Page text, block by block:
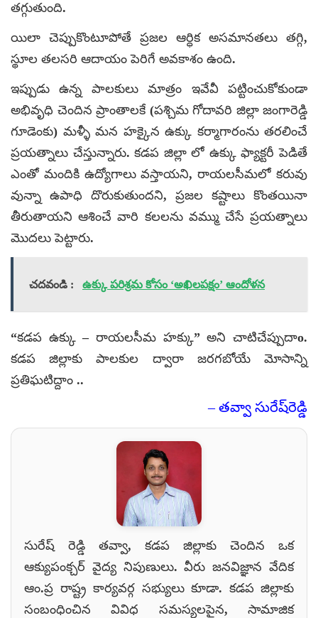
తగ్గుతుంది.
యిలా చెప్పుకొంటూపోతే ప్రజల ఆర్ధిక అసమానతలు తగ్గి,
స్థూల తలసరి ఆదాయం పెరిగే అవకాశం ఉంది.
ఇప్పుడు ఉన్న పాలకులు మాత్రం ఇవేవీ పట్టించుకోకుండా
అభివృధి చెందిన ప్రాంతాలకే (పశ్చిమ గోదావరి జిల్లా జంగారెడ్డి
గూడెంకు) మళ్ళీ మన హక్కైన ఉక్కు కర్మాగారంను తరలించే
ప్రయత్నాలు చేస్తున్నారు. కడప జిల్లా లో ఉక్కు ఫ్యాక్టరీ పెడితే
ఎంతో మందికి ఉద్యోగాలు వస్తాయని, రాయలసీమలో కరువు
వున్నా ఉపాధి దొరుకుతుందని, ప్రజల కష్టాలు కొంతయినా
తీరుతాయని ఆశించే వారి కలలను వమ్ము చేసే ప్రయత్నాలు
మొదలు పెట్టారు.
చదవండి : ఉక్కు పరిశ్రమ కోసం ‘అఖిల‌ప‌క్షం’ ఆందోళన
“కడప ఉక్కు – రాయలసీమ హక్కు” అని చాటిచేప్పుదాo.
కడప జిల్లాకు పాలకుల ద్వారా జరగబోయే మోసాన్ని
ప్రతిఘటిద్దాం ..
– తవ్వా సురేష్‌రెడ్డి
సురేష్ రెడ్డి తవ్వా, కడప జిల్లాకు చెందిన ఒక
ఆక్యుపంక్చర్ వైద్య నిపుణులు. వీరు జనవిజ్ఞాన వేదిక
ఆం.ప్ర రాష్ట్ర కార్యవర్గ సభ్యులు కూడా. కడప జిల్లాకు
సంబంధించిన వివిధ సమస్యలపైన, సామాజిక